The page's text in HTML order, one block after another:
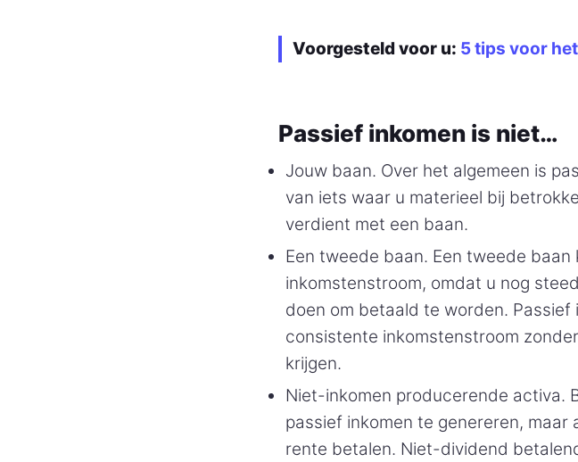
Voorgesteld voor u: 5 tips voor
Passief inkomen is niet…
Jouw baan. Over het algemeen is
van iets waar u materieel bij
verdient met een baan.
Een tweede baan. Een tweede
inkomstenstroom, omdat u nog
doen om betaald te worden.
consistente inkomstenstroom
krijgen.
Niet-inkomen producerende activa.
passief inkomen te genereren,
rente betalen. Niet-dividend